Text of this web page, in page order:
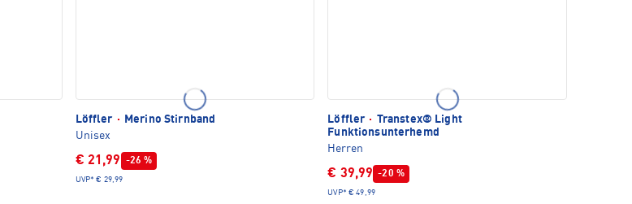
Löffler ·
Merino Stirnband
Unisex
€ 21,99 -26 %
UVP* € 29,99
Löffler · Transtex® Light
Funktionsunterhemd
Herren
€ 39,99 -20 %
UVP* € 49,99